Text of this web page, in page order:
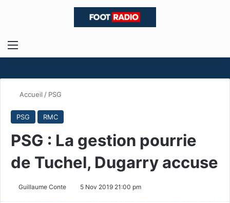
Menu
Accueil / PSG
PSG RMC
PSG : La gestion pourrie
de Tuchel, Dugarry accuse
Guillaume Conte 5 Nov 2019 21:00 pm